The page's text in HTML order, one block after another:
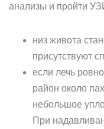
анализы и пройти
низ живота
присутствуют
если лечь
район около
небольшое
При